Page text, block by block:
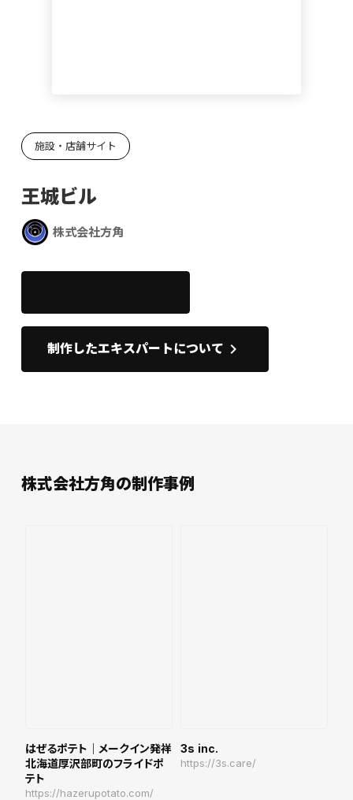
施設・店舗サイト
王城ビル
株式会社方角
制作したエキスパートについて keyboard_arrow_right
株式会社方角の制作事例
はぜるポテト｜メークイン発祥
北海道厚沢部町のフライドポ
テト
https://hazerupotato.com/
3s inc.
https://3s.care/